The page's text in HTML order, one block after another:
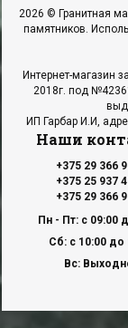
2026 © Гранитная
памятников.
Интернет-магазин
2018г. под
ИП Гарбар И.И,
Наши
+375 29 366
+375 25 937
+375 29 366
Пн - Пт: с 09:00
Сб: с 10:00 до
Вс: